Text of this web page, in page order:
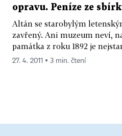
opravu. Peníze ze
Altán se starobylým
zavřený. Ani muzeum neví,
památka z roku 1892 je
27. 4. 2011 ▪ 3 min. čtení